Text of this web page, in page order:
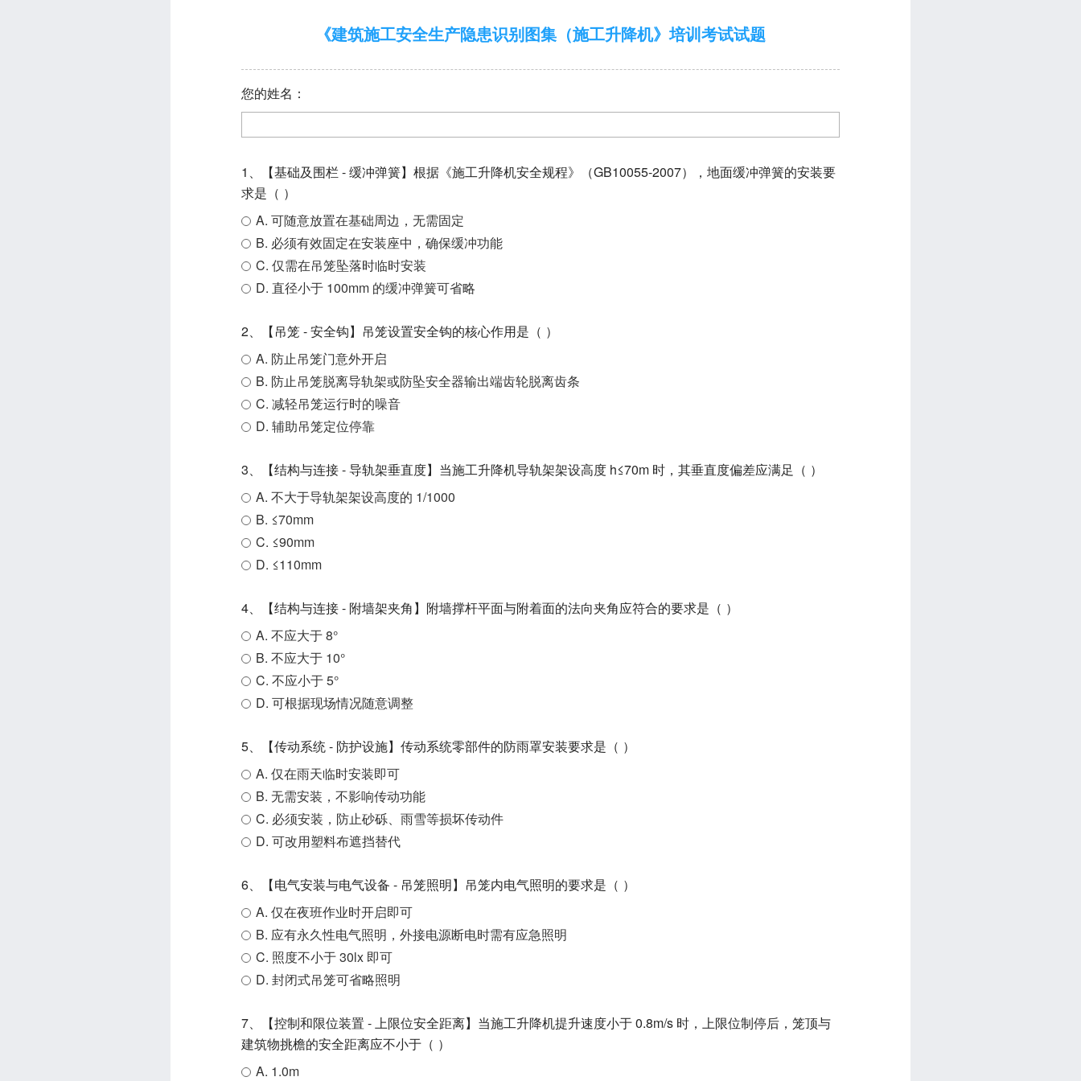
《建筑施工安全生产隐患识别图集（施工升降机》培训考试试题
您的姓名：
1、【基础及围栏 - 缓冲弹簧】根据《施工升降机安全规程》（GB10055-2007），地面缓冲弹簧的安装要
求是（ ）
A. 可随意放置在基础周边，无需固定
B. 必须有效固定在安装座中，确保缓冲功能
C. 仅需在吊笼坠落时临时安装
D. 直径小于 100mm 的缓冲弹簧可省略
2、【吊笼 - 安全钩】吊笼设置安全钩的核心作用是（ ）
A. 防止吊笼门意外开启
B. 防止吊笼脱离导轨架或防坠安全器输出端齿轮脱离齿条
C. 减轻吊笼运行时的噪音
D. 辅助吊笼定位停靠
3、【结构与连接 - 导轨架垂直度】当施工升降机导轨架架设高度 h≤70m 时，其垂直度偏差应满足（ ）
A. 不大于导轨架架设高度的 1/1000
B. ≤70mm
C. ≤90mm
D. ≤110mm
4、【结构与连接 - 附墙架夹角】附墙撑杆平面与附着面的法向夹角应符合的要求是（ ）
A. 不应大于 8°
B. 不应大于 10°
C. 不应小于 5°
D. 可根据现场情况随意调整
5、【传动系统 - 防护设施】传动系统零部件的防雨罩安装要求是（ ）
A. 仅在雨天临时安装即可
B. 无需安装，不影响传动功能
C. 必须安装，防止砂砾、雨雪等损坏传动件
D. 可改用塑料布遮挡替代
6、【电气安装与电气设备 - 吊笼照明】吊笼内电气照明的要求是（ ）
A. 仅在夜班作业时开启即可
B. 应有永久性电气照明，外接电源断电时需有应急照明
C. 照度不小于 30lx 即可
D. 封闭式吊笼可省略照明
7、【控制和限位装置 - 上限位安全距离】当施工升降机提升速度小于 0.8m/s 时，上限位制停后，笼顶与
建筑物挑檐的安全距离应不小于（ ）
A. 1.0m